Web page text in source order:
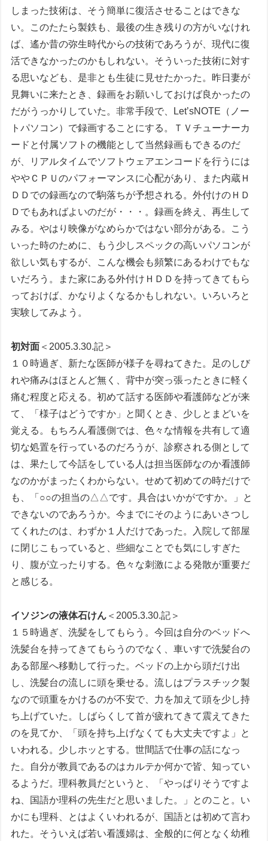
しまった技術は、そう簡単に復活させることはできな
い。このたたら製鉄も、最後の生き残りの方がいなけれ
ば、遙か昔の弥生時代からの技術であろうが、現代に復
活できなかったのかもしれない。そういった技術に対す
る思いなども、是非とも生徒に見せたかった。昨日妻が
見舞いに来たとき、録画をお願いしておけば良かったの
だがうっかりしていた。非常手段で、Let’sNOTE（ノー
トパソコン）で録画することにする。ＴＶチューナーカ
ードと付属ソフトの機能として当然録画もできるのだ
が、リアルタイムでソフトウェアエンコードを行うには
ややＣＰＵのパフォーマンスに心配があり、また内蔵Ｈ
ＤＤでの録画なので駒落ちが予想される。外付けのＨＤ
Ｄでもあればよいのだが・・・。録画を終え、再生して
みる。やはり映像がなめらかではない部分がある。こう
いった時のために、もう少しスペックの高いパソコンが
欲しい気もするが、こんな機会も頻繁にあるわけでもな
いだろう。また家にある外付けＨＤＤを持ってきてもら
っておけば、かなりよくなるかもしれない。いろいろと
実験してみよう。
初対面 ＜2005.3.30.記＞
１０時過ぎ、新たな医師が様子を尋ねてきた。足のしび
れや痛みはほとんど無く、背中が突っ張ったときに軽く
痛む程度と応える。初めて話する医師や看護師などが来
て、「様子はどうですか」と聞くとき、少しとまどいを
覚える。もちろん看護側では、色々な情報を共有して適
切な処置を行っているのだろうが、診察される側として
は、果たして今話をしている人は担当医師なのか看護師
なのかがまったくわからない。せめて初めての時だけで
も、「○○の担当の△△です。具合はいかがですか。」と
できないのであろうか。今までにそのようにあいさつし
てくれたのは、わずか１人だけであった。入院して部屋
に閉じこもっていると、些細なことでも気にしすぎた
り、腹が立ったりする。色々な刺激による発散が重要だ
と感じる。
イソジンの液体石けん ＜2005.3.30.記＞
１５時過ぎ、洗髪をしてもらう。今回は自分のベッドへ
洗髪台を持ってきてもらうのでなく、車いすで洗髪台の
ある部屋へ移動して行った。ベッドの上から頭だけ出
し、洗髪台の流しに頭を乗せる。流しはプラスチック製
なので頭重をかけるのが不安で、力を加えて頭を少し持
ち上げていた。しばらくして首が疲れてきて震えてきた
のを見てか、「頭を持ち上げなくても大丈夫ですよ」と
いわれる。少しホッとする。世間話で仕事の話になっ
た。自分が教員であるのはカルテか何かで皆、知ってい
るようだ。理科教員だというと、「やっぱりそうですよ
ね、国語か理科の先生だと思いました。」とのこと。い
かにも理科、とはよくいわれるが、国語とは初めて言わ
れた。そういえば若い看護婦は、全般的に何となく幼稚